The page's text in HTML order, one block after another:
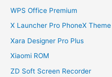
WPS Office Premium
X Launcher Pro PhoneX Theme
Xara Designer Pro Plus
Xiaomi ROM
ZD Soft Screen Recorder